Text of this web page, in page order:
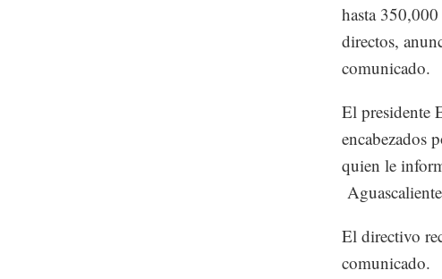
hasta
directos,
comunicado.
El presidente
encabezados
quien le
El directivo
comunicado.